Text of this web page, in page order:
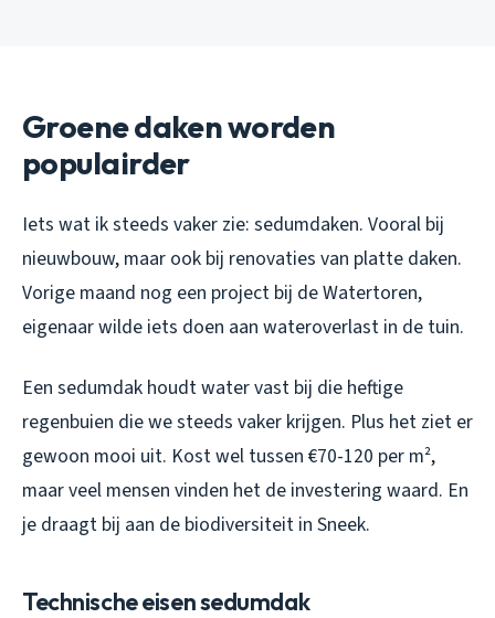
Groene daken worden
populairder
Iets wat ik steeds vaker zie: sedumdaken. Vooral bij
nieuwbouw, maar ook bij renovaties van platte daken.
Vorige maand nog een project bij de Watertoren,
eigenaar wilde iets doen aan wateroverlast in de tuin.
Een sedumdak houdt water vast bij die heftige
regenbuien die we steeds vaker krijgen. Plus het ziet er
gewoon mooi uit. Kost wel tussen €70-120 per m²,
maar veel mensen vinden het de investering waard. En
je draagt bij aan de biodiversiteit in Sneek.
Technische eisen sedumdak